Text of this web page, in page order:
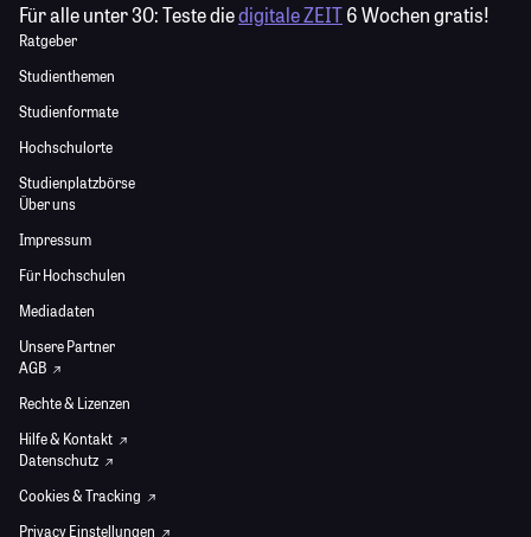
Für alle unter 30:Teste diedigitale ZEIT6 Wochen gratis!
Ratgeber
Studienthemen
Studienformate
Hochschulorte
Studienplatzbörse
Über uns
Impressum
Für Hochschulen
Mediadaten
Unsere Partner
AGB
Rechte & Lizenzen
Hilfe & Kontakt
Datenschutz
Cookies & Tracking
Privacy Einstellungen